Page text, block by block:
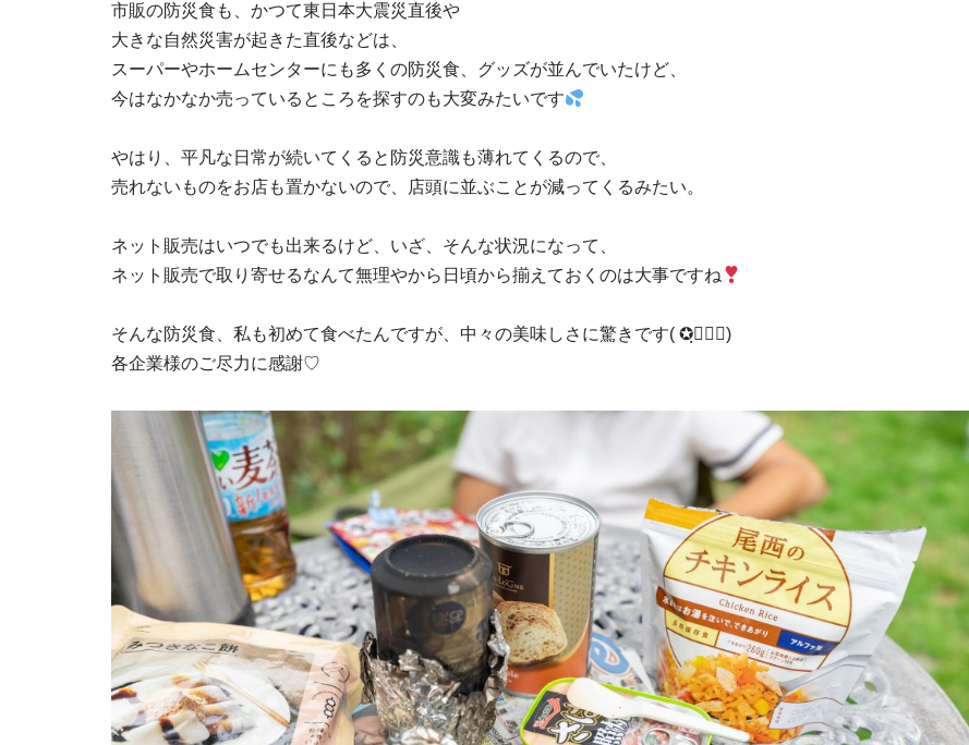
市販の防災食も、かつて東日本大震災直後や
大きな自然災害が起きた直後などは、
スーパーやホームセンターにも多くの防災食、グッズが並んでいたけど、
今はなかなか売っているところを探すのも大変みたいです
やはり、平凡な日常が続いてくると防災意識も薄れてくるので、
売れないものをお店も置かないので、店頭に並ぶことが減ってくるみたい。
ネット販売はいつでも出来るけど、いざ、そんな状況になって、
ネット販売で取り寄せるなんて無理やから日頃から揃えておくのは大事ですね
そんな防災食、私も初めて食べたんですが、中々の美味しさに驚きです( ✪ฺ╻✪ฺ)
各企業様のご尽力に感謝♡